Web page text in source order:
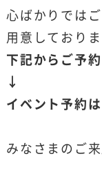
心ばかりでは
用意しており
下記からご予
↓
イベント予約
みなさまのご